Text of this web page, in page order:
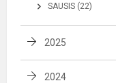
SAUSIS (22)
2025
2024